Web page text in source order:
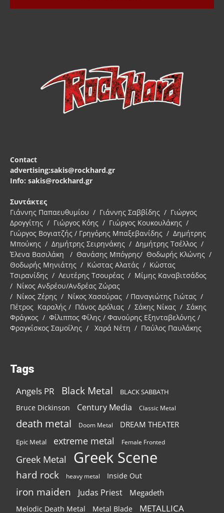
Contact
advertising:sakis@rockhard.gr
Info: sakis@rockhard.gr
Συντάκτες
Γιάννης Παπαευθυμίου / Γιάννης Σαββίδης / Γιώργος
Δρογγίτης / Γιώργος Κόης / Γιώργος Κουκουλάκης /
Γιώργος Βογιατζής / Γρηγόρης Μπαξεβανίδης / Δημήτρης
Μπούκης / Δημήτρης Σειρηνάκης / Δημήτρης Τσέλλος /
Έλενα Βασιλάκη / Θανάσης Μπόγρης/ Θοδωρής Κλώνης /
Θοδωρής Μηνιάτης / Κώστας Αλατάς / Κώστας
Τσιρανίδης / Λευτέρης Τσουρέας / Μίμης Καναβιτσάδος
/ Νίκος Ανδρέου/Ανδρέας Ζώρας
/ Νίκος Ζέρης / Νίκος Χασούρας / Παναγιώτης Γιώτας /
Πέτρος Καραλής / Πάνος Δρόλιας / Σάκης Νίκας / Σάκης
Φράγκος / Φίλιππος Φίλης / Φανούρης Εξηνταβελόνης /
Φραγκίσκος Σαμοΐλης / Χαρά Νέτη / Παύλος Παυλάκης
Tags
Angels PR Black Metal BLACK SABBATH
Bruce Dickinson Century Media Classic Metal
death metal Doom Metal DREAM THEATER
Epic Metal extreme metal Female Fronted
Greek Metal Greek Scene
hard rock heavy metal Inside Out
iron maiden Judas Priest Megadeth
Melodic Death Metal Metal Blade METALLICA